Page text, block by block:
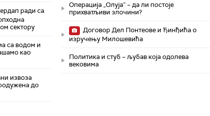
ради са
сектору
са водом и
као
извоза
до
Операција „Олуја” – да ли постоје
прихватљиви злочини?
Договор Дел Понтеове и Ђинђића о
изручењу Милошевића
Политика и стуб – љубав која одолева
вековима